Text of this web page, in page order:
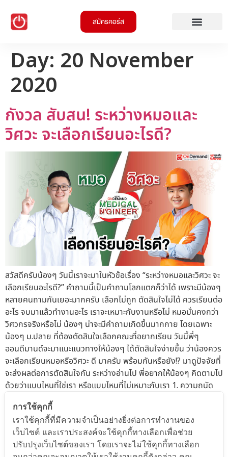
สมัครคอร์ส
Day: 20 November
2020
กังวล สับสน! ระหว่างหมอและ
วิศวะ จะเลือกเรียนอะไรดี?
สวัสดีครับน้องๆ วันนี้เราจะมาในหัวข้อเรื่อง “ระหว่างหมอและวิศวะ จะ
เลือกเรียนอะไรดี?” คำถามนี้เป็นคำถามโลกแตกก็ว่าได้ เพราะมีน้องๆ
หลายคนถามกันเยอะมากครับ เลือกไม่ถูก ตัดสินใจไม่ได้ ควรเรียนต่อ
อะไร จบมาแล้วทำงานอะไร เราจะเหมาะกับงานหรือไม่ หมอมั่นคงกว่า
วิศวกรจริงหรือไม่ น้องๆ น่าจะมีคำถามเกิดขึ้นมากกาย โดยเฉพาะ
น้องๆ ม.ปลาย ที่ต้องตัดสินใจเลือกคณะที่อยากเรียน วันนี้พี่ๆ
ออนดีมานด์จะมาแนะแนวทางให้น้องๆ ได้ตัดสินใจง่ายขึ้น ว่าน้องควร
จะเลือกเรียนหมอหรือวิศวะ ดี มาครับ พร้อมกันหรือยัง!? มาดูปัจจัยที่
จะส่งผลต่อการตัดสินใจกัน ระหว่างอ่านไป พี่อยากให้น้องๆ คิดตามไป
ด้วยว่าแบบไหนที่ใช่เรา หรือแบบไหนที่ไม่เหมาะกับเรา 1. ความถนัด
อยากเป็นอะไร อย่าเรียนตามค่านิยมหรือกระแสสังคม เพราะถ้าต้อง
เรียนคณะที่ตัวเองไม่ชอบ ก็จะมีปัญหากับอนาคตของตัวเอง และมี
ความลำบากตามมาทีหลัง หากน้องอยากเรียนวิศวะเพราะอยากเป็น
และชอบวิชาคณิตศาสตร์และฟิสิกส์อยู่แล้ว ก็ถือว่าตอบโจทย์ ควร
การใช้คุกกี้
เราใช้คุกกี้ที่มีความจำเป็นอย่างยิ่งต่อการทำงานของ
เว็บไซต์ และเราประสงค์จะใช้คุกกี้ทางเลือกเพื่อช่วย
ปรับปรุงเว็บไซต์ของเรา โดยเราจะไม่ใช้คุกกี้ทางเลือก